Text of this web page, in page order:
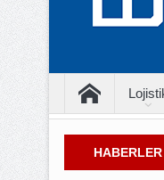
HABERLER